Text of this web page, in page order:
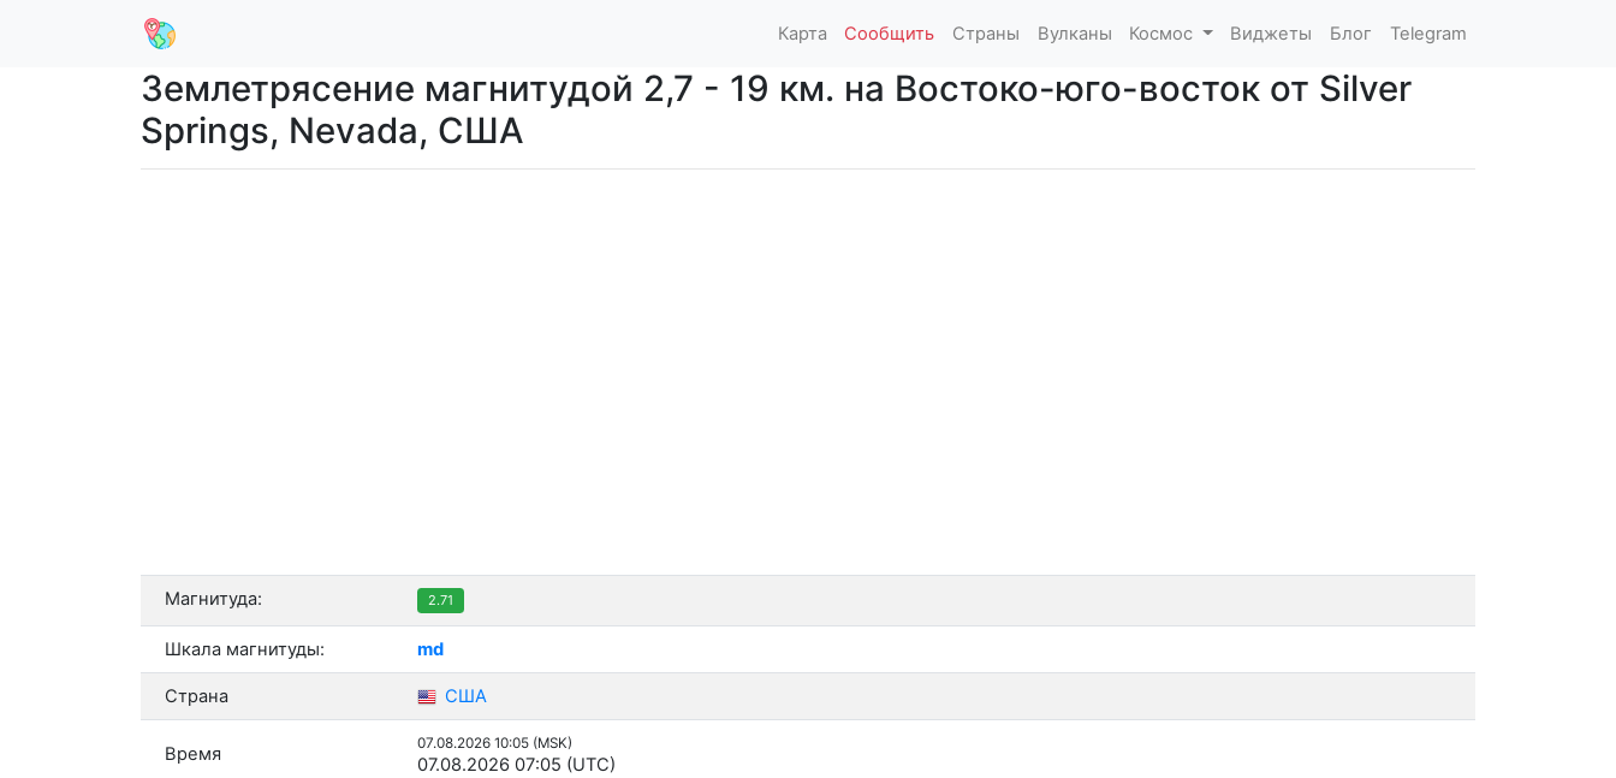
Карта Сообщить Страны Вулканы Космос Виджеты Блог Telegram
Землетрясение магнитудой 2,7 - 19 км. на Востоко-юго-восток от Silver
Springs, Nevada, США
Магнитуда: 2.71
Шкала магнитуды: md
Страна США
Время 07.08.2026 10:05 (MSK)
07.08.2026 07:05 (UTC)